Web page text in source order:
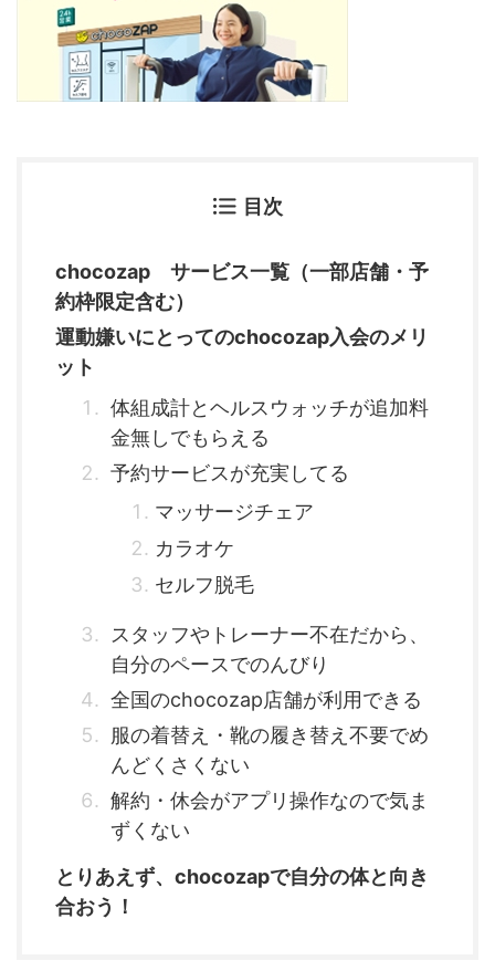
目次
chocozap サービス一覧（一部店舗・予
約枠限定含む）
運動嫌いにとってのchocozap入会のメリ
ット
体組成計とヘルスウォッチが追加料
金無しでもらえる
予約サービスが充実してる
マッサージチェア
カラオケ
セルフ脱毛
スタッフやトレーナー不在だから、
自分のペースでのんびり
全国のchocozap店舗が利用できる
服の着替え・靴の履き替え不要でめ
んどくさくない
解約・休会がアプリ操作なので気ま
ずくない
とりあえず、chocozapで自分の体と向き
合おう！